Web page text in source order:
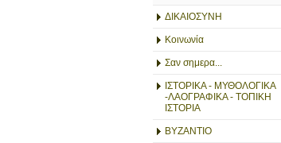
ΔΙΚΑΙΟΣΥΝΗ
Κοινωνία
Σαν σημερα...
ΙΣΤΟΡΙΚΑ - ΜΥΘΟΛΟΓΙΚΑ
-ΛΑΟΓΡΑΦΙΚΑ - ΤΟΠΙΚΗ
ΙΣΤΟΡΙΑ
ΒΥΖΑΝΤΙΟ